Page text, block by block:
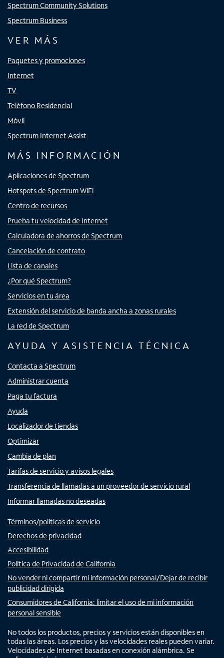
Spectrum Community Solutions
Spectrum Business
VER MÁS
Paquetes y promociones
Internet
TV
Teléfono Residencial
Móvil
Spectrum Internet Assist
MÁS INFORMACIÓN
Aplicaciones de Spectrum
Hotspots de Spectrum WiFi
Centro de recursos
Prueba tu velocidad de Internet
Calculadora de ahorros de Spectrum
Cancelación de contrato
Lista de canales
¿Por qué Spectrum?
Servicios en tu área
Extensión del servicio de banda ancha a zonas rurales
La red de Spectrum
AYUDA Y ASISTENCIA TÉCNICA
Contacta a Spectrum
Administrar cuenta
Paga tu factura
Ayuda
Localizador de tiendas
Optimizar
Cambia de plan
Tarifas de servicio y avisos legales
Transferencia de llamadas a un proveedor de servicio rural
Informar llamadas no deseadas
Términos/políticas de servicio
Derechos de privacidad
Accesibilidad
Política de Privacidad de California
No vender ni compartir mi información personal/Dejar de recibir
publicidad dirigida
Consumidores de California: limitar el uso de mi información
personal sensible
No todos los productos, precios y servicios están disponibles en
todas las áreas. Los precios y las velocidades reales pueden variar.
Velocidades de Internet basadas en conexión alámbrica. Se